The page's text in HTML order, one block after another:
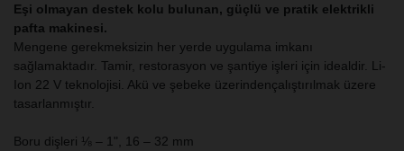
Eşi olmayan destek kolu bulunan, güçlü ve pratik elektrikli
pafta makinesi.
Mengene gerekmeksizin her yerde uygulama imkanı
sağlamaktadır. Tamir, restorasyon ve şantiye işleri için idealdir. Li-
Ion 22 V teknolojisi. Akü ve şebeke üzerindençalıştırılmak üzere
tasarlanmıştır.
Boru dişleri ⅛ – 1", 16 – 32 mm